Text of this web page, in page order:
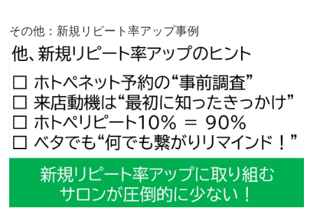
その他：新規リピート率アップ事例